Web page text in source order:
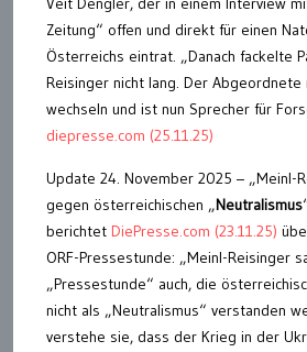
Zeitung“ offen und direkt für einen
Österreichs eintrat. „Danach fackelte
Reisinger nicht lang. Der Abgeordnete
wechseln und ist nun Sprecher für
diepresse.com (25.11.25)
Update 24. November 2025 – „Meinl-
gegen österreichischen „Neutralismus
berichtet DiePresse.com (23.11.25)
ORF-Pressestunde: „Meinl-Reisinger
„Pressestunde“ auch, die
nicht als „Neutralismus“ verstanden
verstehe sie, dass der Krieg in der